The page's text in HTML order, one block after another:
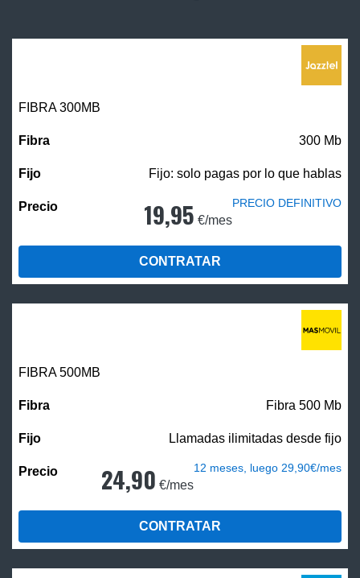
FIBRA 300MB
300 Mb
Fijo: solo pagas por lo que hablas
19,95 €/mes
PRECIO DEFINITIVO
CONTRATAR
FIBRA500MB
Fibra 500 Mb
Llamadas ilimitadas desde fijo
24,90 €/mes
12 meses, luego 29,90€/mes
CONTRATAR